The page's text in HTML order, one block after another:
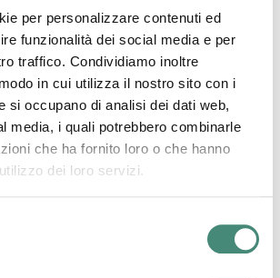
per personalizzare contenuti ed
funzionalità dei social media e per
traffico. Condividiamo inoltre
in cui utilizza il nostro sito con i
si occupano di analisi dei dati web,
media, i quali potrebbero combinarle
che ha fornito loro o che hanno
dei loro servizi.